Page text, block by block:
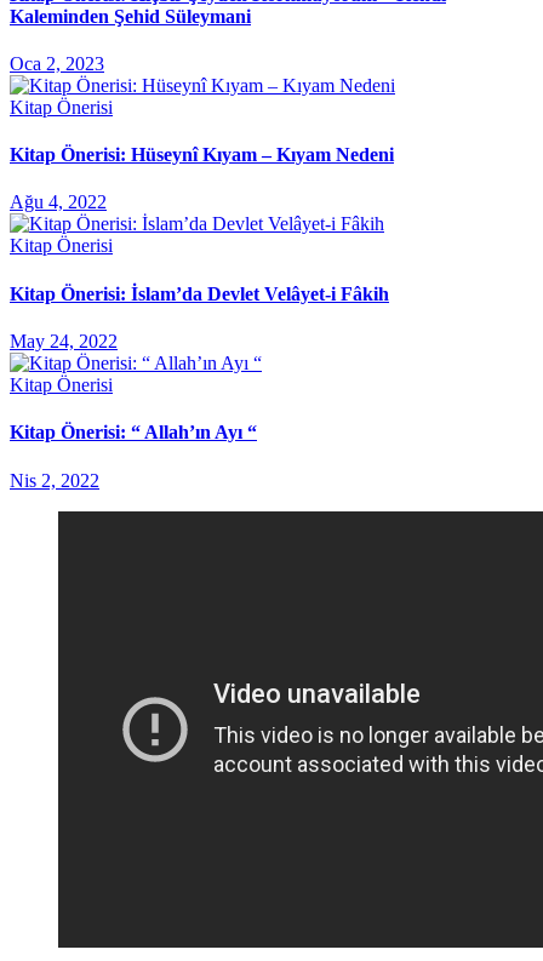
Kaleminden Şehid Süleymani
Oca 2, 2023
Kitap Önerisi
Kitap Önerisi: Hüseynî Kıyam – Kıyam Nedeni
Ağu 4, 2022
Kitap Önerisi
Kitap Önerisi: İslam’da Devlet Velâyet-i Fâkih
May 24, 2022
Kitap Önerisi
Kitap Önerisi: “ Allah’ın Ayı “
Nis 2, 2022